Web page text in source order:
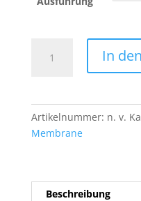
Membrane
Umkehrosmose
Anlage
In
Artikelnummer: n. v.
Membrane
Beschreibung